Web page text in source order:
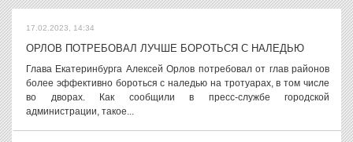
17.02.2023, 14:34
ОРЛОВ ПОТРЕБОВАЛ ЛУЧШЕ БОРОТЬСЯ С НАЛЕДЬЮ
Глава Екатеринбурга Алексей Орлов потребовал от глав районов
более эффективно бороться с наледью на тротуарах, в том числе
во дворах. Как сообщили в пресс-службе городской
администрации, такое...